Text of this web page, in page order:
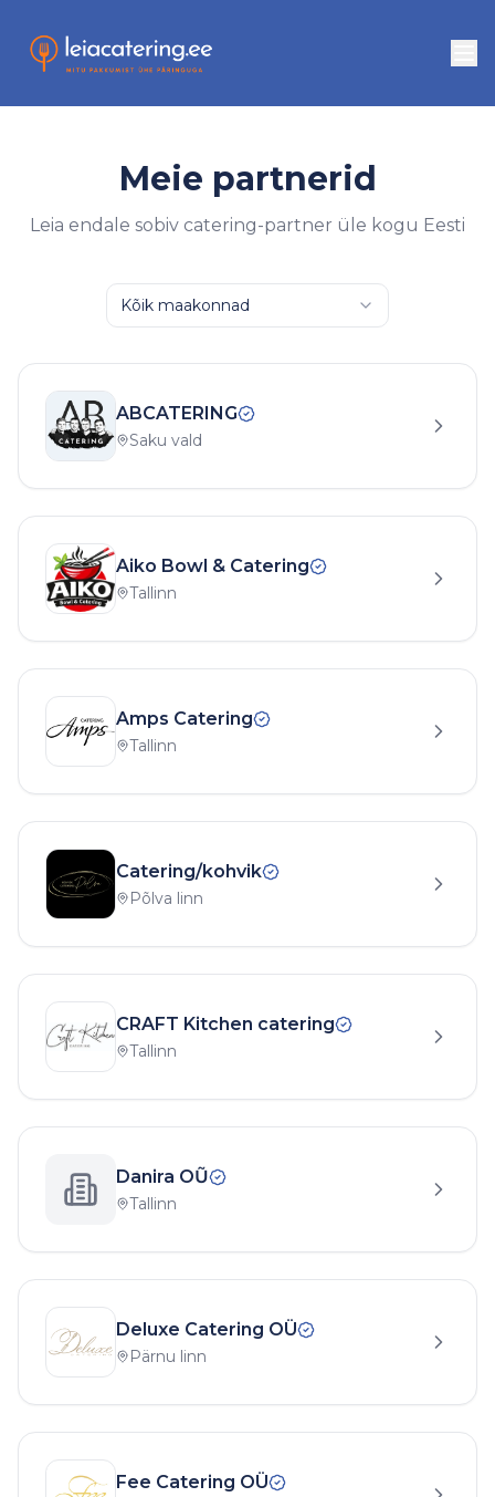
Meie partnerid
Leia endale sobiv catering-partner üle kogu Eesti
Kõik maakonnad
ABCATERING
Saku vald
Aiko Bowl & Catering
Tallinn
Amps Catering
Tallinn
Catering/kohvik
Põlva linn
CRAFT Kitchen catering
Tallinn
Danira OŨ
Tallinn
Deluxe Catering OÜ
Pärnu linn
Fee Catering OÜ